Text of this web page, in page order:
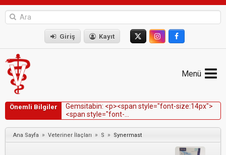
Giriş Kayıt
Menü
Önemli Bilgiler Gemsitabin: <p><span stye="font-size:14px">
<span stye="font-
family:Verdana,Geneva,sans-
serif">Gemcitabin,katıtümörlüköpeklerdetek
ba şına k ul an ıl ığında sın
</span>
Ana Sayfa » Veteriner İlaçları » S » Synermast